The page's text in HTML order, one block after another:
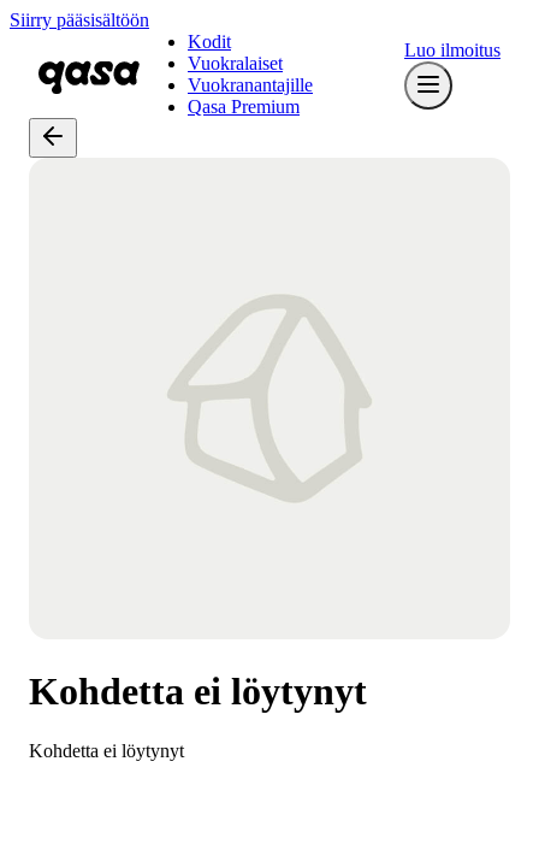
Siirry pääsisältöön
Kodit
Vuokralaiset
Vuokranantajille
Qasa Premium
Luo ilmoitus
Kohdetta ei löytynyt
Kohdetta ei löytynyt